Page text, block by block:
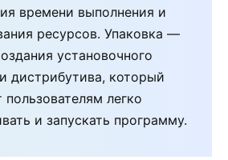
времени выполнения и
ресурсов. Упаковка —
установочного
дистрибутива, который
пользователям легко
и запускать программу.